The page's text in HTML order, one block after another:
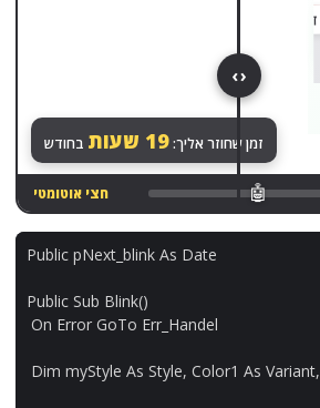
זמן שחוזר אליך:14.8 שעות בחודש
🤖 ידני לגמרי
Public pNext_blink As Date
Public Sub Blink()
On Error GoTo Err_Handel
Dim myStyle As Style, Color1 As Variant,